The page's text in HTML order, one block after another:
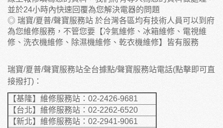
並於24小時內快速回覆為您解決電器的問題
◎ 瑞寶/夏普/聲寶服務站 於台灣各區均有技術人員可以到府
為您維修服務，不管您要【冷氣維修、冰箱維修、電視維
修、洗衣機維修、除濕機維修、乾衣機維修】皆有服務
瑞寶/夏普/聲寶服務站全台據點/聲寶服務站電話(點擊即可直
接撥打)：
【基隆】維修服務站：02-2426-9681
【台北】維修服務站：02-2262-6520
【新北】維修服務站：02-2941-9061